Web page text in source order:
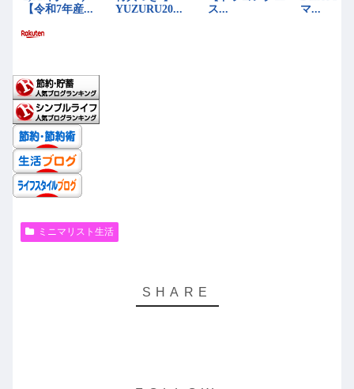
ミニマリスト生活